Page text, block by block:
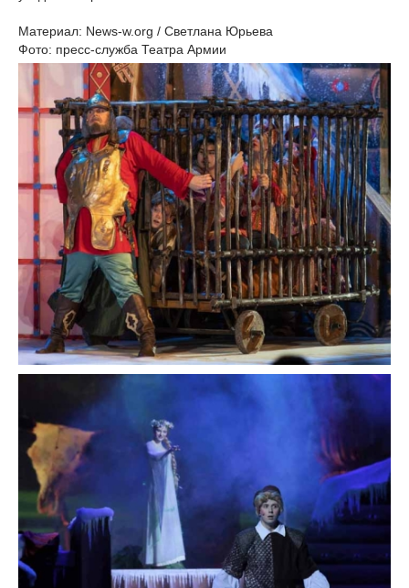
Материал: News-w.org / Светлана Юрьева
Фото: пресс-служба Театра Армии